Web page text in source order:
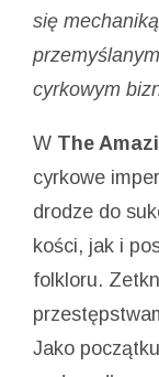
się
cyrkowym
W The
cyrkowe
drodze do
kości, jak i
folkloru.
Jako